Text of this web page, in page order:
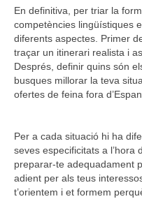
En definitiva, per triar la
competències lingüístiques
diferents aspectes. Primer
traçar un itinerari realista i
Després, definir quins són
busques millorar la teva
ofertes de feina fora
Per a cada situació hi ha
seves especificitats a l’hora
preparar-te adequadament
adient per als teus
t’orientem i et formem